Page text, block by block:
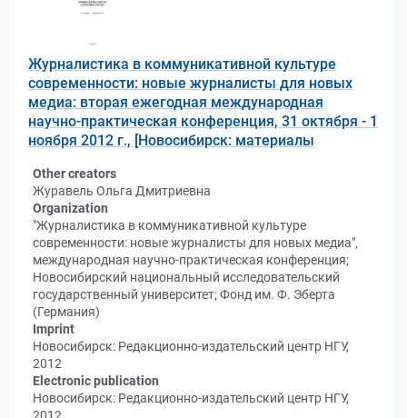
Журналистика в коммуникативной культуре
современности: новые журналисты для новых
медиа: вторая ежегодная международная
научно-практическая конференция, 31 октября - 1
ноября 2012 г., [Новосибирск: материалы
Other creators
Журавель Ольга Дмитриевна
Organization
"Журналистика в коммуникативной культуре
современности: новые журналисты для новых медиа",
международная научно-практическая конференция;
Новосибирский национальный исследовательский
государственный университет; Фонд им. Ф. Эберта
(Германия)
Imprint
Новосибирск: Редакционно-издательский центр НГУ,
2012
Electronic publication
Новосибирск: Редакционно-издательский центр НГУ,